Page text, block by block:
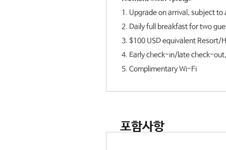
1. Upgrade on arrival, subject to
2. Daily full breakfast for two
3. $100 USD equivalent Resort/
4. Early check-in/late check-
5. Complimentary Wi-Fi
포함사항